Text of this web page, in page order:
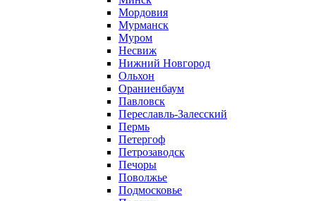
Мордовия
Мурманск
Муром
Несвиж
Нижний Новгород
Ольхон
Ораниенбаум
Павловск
Переславль-Залесский
Пермь
Петергоф
Петрозаводск
Печоры
Поволжье
Подмосковье